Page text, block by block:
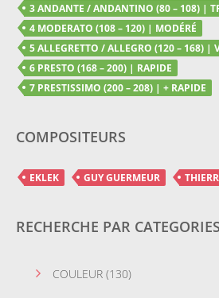
3 ANDANTE / ANDANTINO (80 – 108) |
4 MODERATO (108 – 120) | MODÉRÉ
5 ALLEGRETTO / ALLEGRO (120 – 168) |
6 PRESTO (168 – 200) | RAPIDE
7 PRESTISSIMO (200 – 208) | + RAPIDE
COMPOSITEURS
EKLEK GUY GUERMEUR
RECHERCHE PAR CATEGORIES
COULEUR (130)